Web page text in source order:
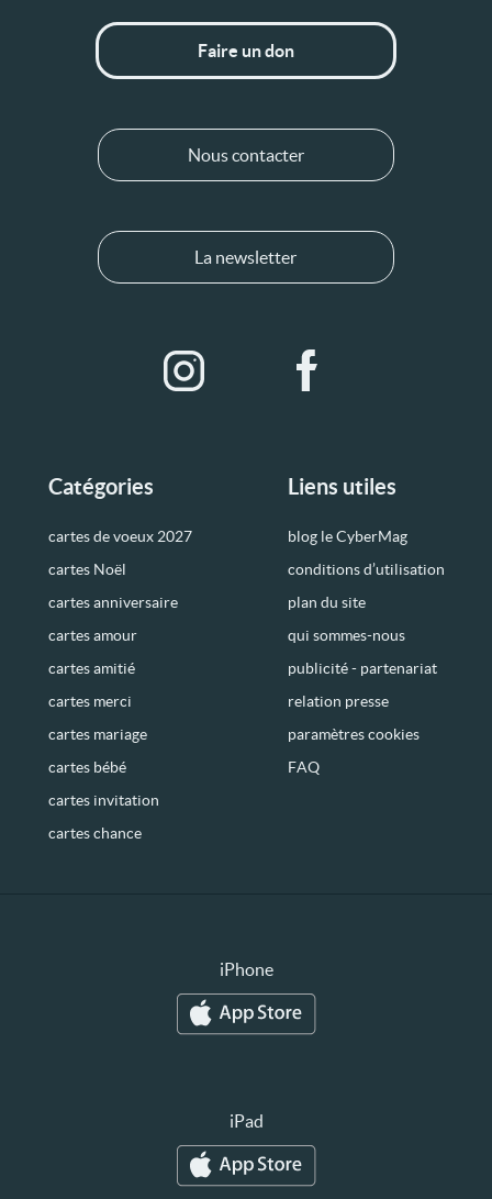
Catégories
cartes de voeux 2027
cartes Noël
cartes anniversaire
cartes amour
cartes amitié
cartes merci
cartes mariage
cartes bébé
cartes invitation
cartes chance
Liens utiles
blog le CyberMag
conditions d’utilisation
plan du site
qui sommes-nous
publicité - partenariat
relation presse
paramètres cookies
FAQ
Faire un don
Nous contacter
La newsletter
iPhone
iPad